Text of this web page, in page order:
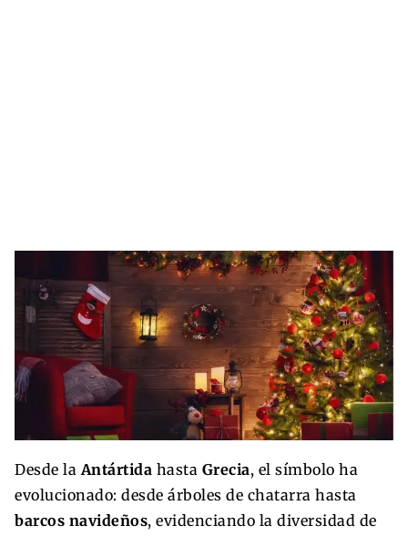
Desde laAntártida hasta Grecia, el símbolo ha
evolucionado: desde árboles de chatarra hasta
barcos navideños, evidenciando la diversidad de